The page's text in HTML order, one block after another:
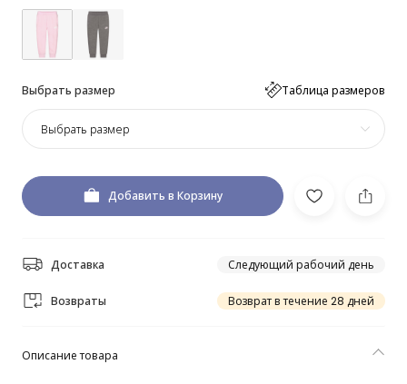
Выбрать размер Таблица размеров
Выбрать размер
Добавить в Корзину
Доставка Следующий рабочий день
Возвраты Возврат в течение 28 дней
Описание товара